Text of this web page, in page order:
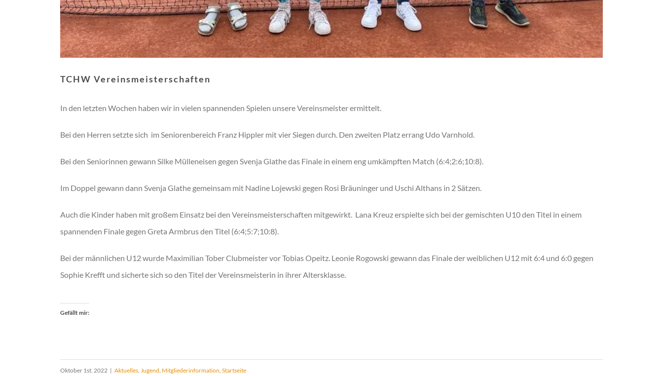
TCHW Vereinsmeisterschaften
In den letzten Wochen haben wir in vielen spannenden Spielen unsere Vereinsmeister ermittelt.
Bei den Herren setzte sich im Seniorenbereich Franz Hippler mit vier Siegen durch. Den zweiten Platz errang Udo Varnhold.
Bei den Seniorinnen gewann Silke Mülleneisen gegen Svenja Glathe das Finale in einem eng umkämpften Match (6:4;2:6;10:8).
Im Doppel gewann dann Svenja Glathe gemeinsam mit Nadine Lojewski gegen Rosi Bräuninger und Uschi Althans in 2 Sätzen.
Auch die Kinder haben mit großem Einsatz bei den Vereinsmeisterschaften mitgewirkt. Lana Kreuz erspielte sich bei der gemischten U10 den Titel in einem
spannenden Finale gegen Greta Armbrus den Titel (6:4;5:7;10:8).
Bei der männlichen U12 wurde Maximilian Tober Clubmeister vor Tobias Opeitz. Leonie Rogowski gewann das Finale der weiblichen U12 mit 6:4 und 6:0 gegen
Sophie Krefft und sicherte sich so den Titel der Vereinsmeisterin in ihrer Altersklasse.
Gefällt mir:
Oktober 1st. 2022 | Aktuelles, Jugend, Mitgliederinformation, Startseite